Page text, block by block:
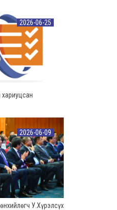
2026-06-25
хариуцсан
2026-06-09
У.Хүрэлсүх